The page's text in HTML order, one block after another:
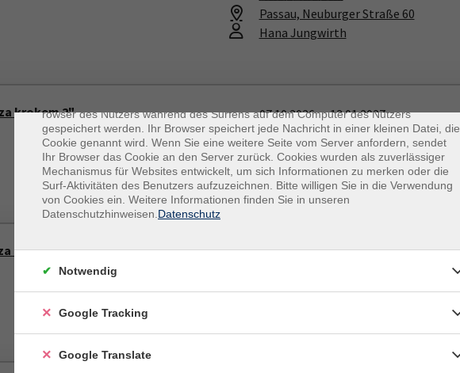
Passau, Neuburger Straße 60
Hana Jungwirth
krokem 2"
07.10.2026—13.01.2027
17:30–19:00Uhr
Passau, Neuburger Straße 60
Hana Jungwirth
krokem 1"
07.10.2026—13.01.2027
Passau, Neuburger Straße 60
rowser des Nutzers während des Surfens auf dem Computer des Nutzers
gespeichert werden. Ihr Browser speichert jede Nachricht in einer kleinen Datei, die
Cookie genannt wird. Wenn Sie eine weitere Seite vom Server anfordern, sendet
Ihr Browser das Cookie an den Server zurück. Cookies wurden als zuverlässiger
Mechanismus für Websites entwickelt, um sich Informationen zu merken oder die
Surf-Aktivitäten des Benutzers aufzuzeichnen. Bitte willigen Sie in die Verwendung
von Cookies ein. Weitere Informationen finden Sie in unseren
Datenschutzhinweisen. Datenschutz
Notwendig
Google Tracking
Google Translate